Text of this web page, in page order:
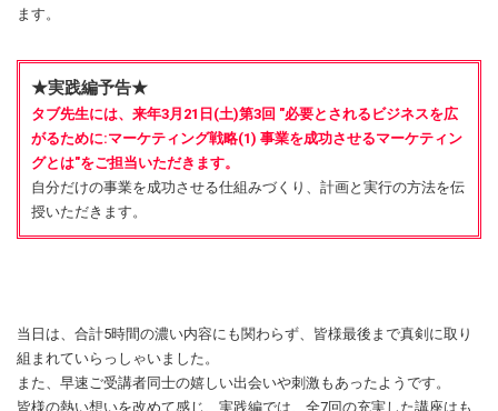
ます。
★実践編予告★
タブ先生には、来年3月21日(土)第3回 "必要とされるビジネスを広
がるために:マーケティング戦略(1) 事業を成功させるマーケティン
グとは"をご担当いただきます。
自分だけの事業を成功させる仕組みづくり、計画と実行の方法を伝
授いただきます。
当日は、合計5時間の濃い内容にも関わらず、皆様最後まで真剣に取り
組まれていらっしゃいました。
また、早速ご受講者同士の嬉しい出会いや刺激もあったようです。
皆様の熱い想いを改めて感じ、実践編では、全7回の充実した講座はも